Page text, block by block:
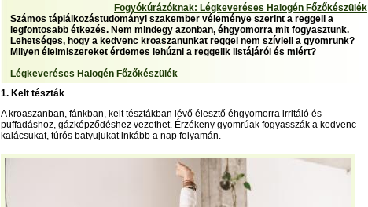
Fogyókúrázóknak: Légkeveréses Halogén Főzőkészülék
Számos táplálkozástudományi szakember véleménye szerint a reggeli a
legfontosabb étkezés. Nem mindegy azonban, éhgyomorra mit fogyasztunk.
Lehetséges, hogy a kedvenc kroaszanunkat reggel nem szívleli a gyomrunk?
Milyen élelmiszereket érdemes lehúzni a reggelik listájáról és miért?
Légkeveréses Halogén Főzőkészülék
1. Kelt tészták
A kroaszanban, fánkban, kelt tésztákban lévő élesztő éhgyomorra irritáló és
puffadáshoz, gázképződéshez vezethet. Érzékeny gyomrúak fogyasszák a kedvenc
kalácsukat, túrós batyujukat inkább a nap folyamán.